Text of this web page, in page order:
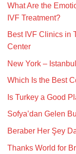
What Are the
IVF Treatment?
Best IVF Clinics in
Center
New York –
Which Is the Best
Is Turkey a Good
Sofya’dan Gelen
Beraber Her Şey
Thanks World for